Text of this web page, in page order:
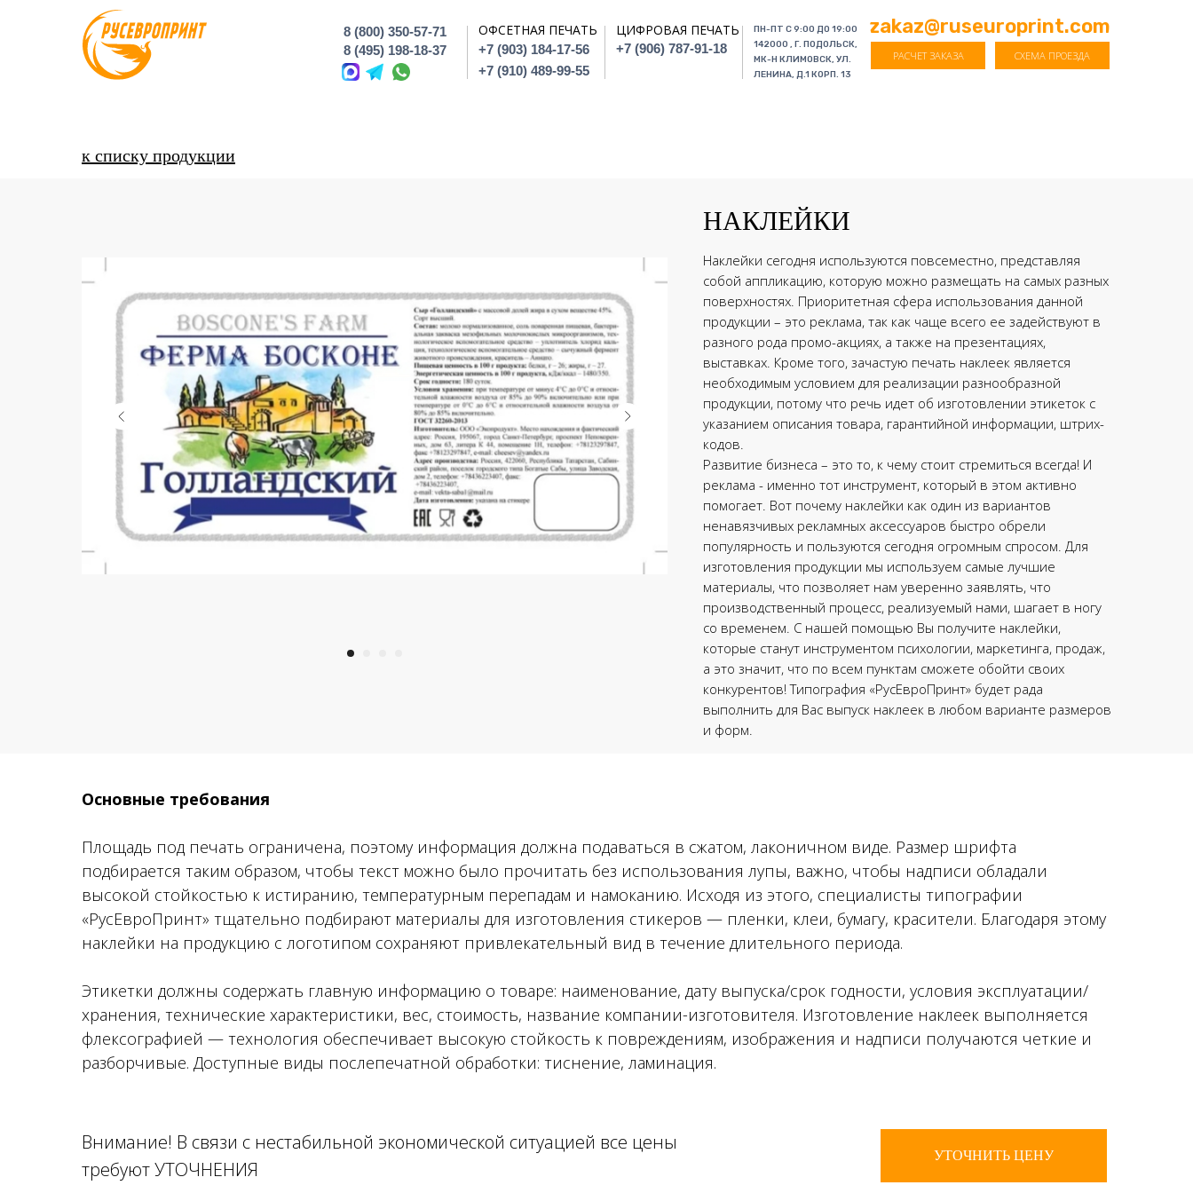
РАСЧЕТ ЗАКАЗА СХЕМА ПРОЕЗДА
zakaz@ruseuroprint.com
ПН-ПТ С 9:00 ДО 19:00
142000 , Г. ПОДОЛЬСК,
МК-Н КЛИМОВСК, УЛ.
ЛЕНИНА, Д.1 КОРП. 13
+7 (910) 489-99-55
+7 (903) 184-17-56
8 (800) 350-57-71
8 (495) 198-18-37
+7 (906) 787-91-18
ОФСЕТНАЯ ПЕЧАТЬ ЦИФРОВАЯ ПЕЧАТЬ
к списку продукции
НАКЛЕЙКИ
Наклейки сегодня используются повсеместно, представляя
собой аппликацию, которую можно размещать на самых разных
поверхностях. Приоритетная сфера использования данной
продукции – это реклама, так как чаще всего ее задействуют в
разного рода промо-акциях, а также на презентациях,
выставках. Кроме того, зачастую печать наклеек является
необходимым условием для реализации разнообразной
продукции, потому что речь идет об изготовлении этикеток с
указанием описания товара, гарантийной информации, штрих-
кодов.
Развитие бизнеса – это то, к чему стоит стремиться всегда! И
реклама - именно тот инструмент, который в этом активно
помогает. Вот почему наклейки как один из вариантов
ненавязчивых рекламных аксессуаров быстро обрели
популярность и пользуются сегодня огромным спросом. Для
изготовления продукции мы используем самые лучшие
материалы, что позволяет нам уверенно заявлять, что
производственный процесс, реализуемый нами, шагает в ногу
со временем. С нашей помощью Вы получите наклейки,
которые станут инструментом психологии, маркетинга, продаж,
а это значит, что по всем пунктам сможете обойти своих
конкурентов! Типография «РусЕвроПринт» будет рада
выполнить для Вас выпуск наклеек в любом варианте размеров
и форм.
Основные требования
Площадь под печать ограничена, поэтому информация должна подаваться в сжатом, лаконичном виде. Размер шрифта
подбирается таким образом, чтобы текст можно было прочитать без использования лупы, важно, чтобы надписи обладали
высокой стойкостью к истиранию, температурным перепадам и намоканию. Исходя из этого, специалисты типографии
«РусЕвроПринт» тщательно подбирают материалы для изготовления стикеров — пленки, клеи, бумагу, красители. Благодаря этому
наклейки на продукцию с логотипом сохраняют привлекательный вид в течение длительного периода.
Этикетки должны содержать главную информацию о товаре: наименование, дату выпуска/срок годности, условия эксплуатации/
хранения, технические характеристики, вес, стоимость, название компании-изготовителя. Изготовление наклеек выполняется
флексографией — технология обеспечивает высокую стойкость к повреждениям, изображения и надписи получаются четкие и
разборчивые. Доступные виды послепечатной обработки: тиснение, ламинация.
Внимание! В связи с нестабильной экономической ситуацией все цены
требуют УТОЧНЕНИЯ
УТОЧНИТЬ ЦЕНУ